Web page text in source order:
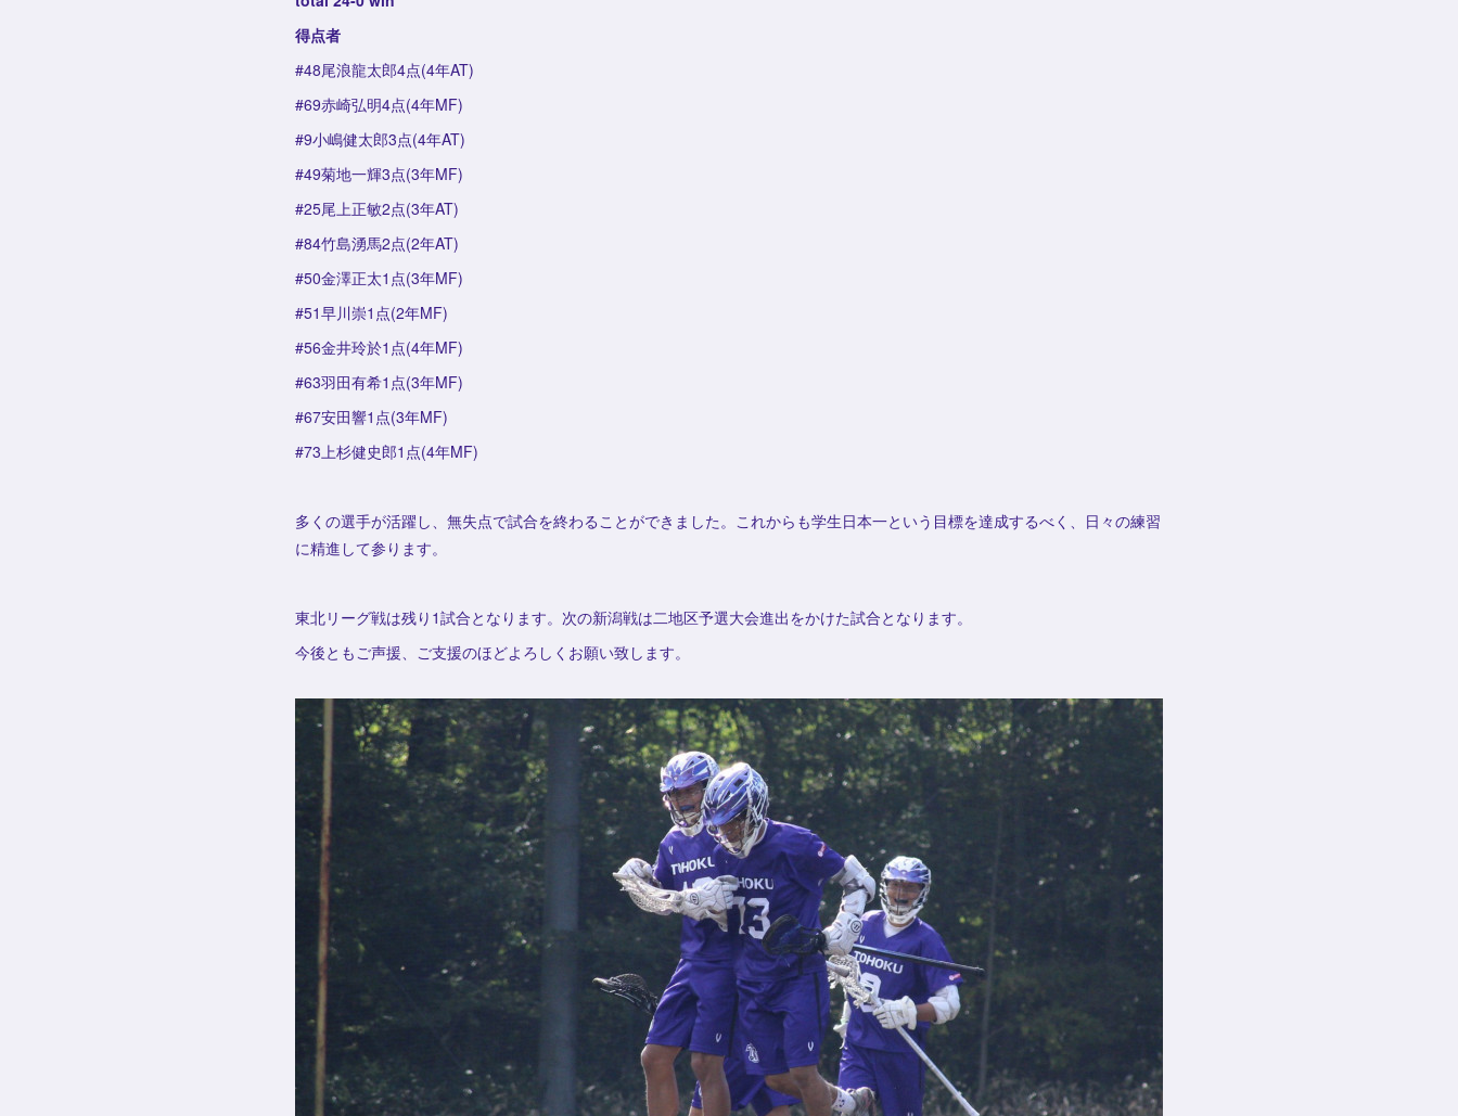
得点者
#48尾浪龍太郎4点(4年AT)
#69赤崎弘明4点(4年MF)
#9小嶋健太郎3点(4年AT)
#49菊地一輝3点(3年MF)
#25尾上正敏2点(3年AT)
#84竹島湧馬2点(2年AT)
#50金澤正太1点(3年MF)
#51早川崇1点(2年MF)
#56金井玲於1点(4年MF)
#63羽田有希1点(3年MF)
#67安田響1点(3年MF)
#73上杉健史郎1点(4年MF)
多くの選手が活躍し、無失点で試合を終わることができました。これからも学生日本一という目標を達成するべく、日々の練習
に精進して参ります。
東北リーグ戦は残り1試合となります。次の新潟戦は二地区予選大会進出をかけた試合となります。
今後ともご声援、ご支援のほどよろしくお願い致します。